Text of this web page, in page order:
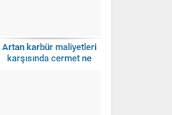
Artan karbür maliyetleri
karşısında cermet ne